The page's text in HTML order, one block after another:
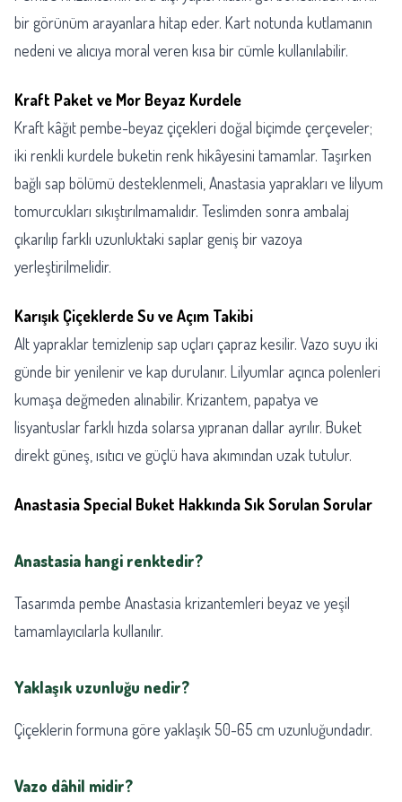
bir görünüm arayanlara hitap eder. Kart notunda kutlamanın
nedeni ve alıcıya moral veren kısa bir cümle kullanılabilir.
Kraft Paket ve Mor Beyaz Kurdele
Kraft kâğıt pembe-beyaz çiçekleri doğal biçimde çerçeveler;
iki renkli kurdele buketin renk hikâyesini tamamlar. Taşırken
bağlı sap bölümü desteklenmeli, Anastasia yaprakları ve lilyum
tomurcukları sıkıştırılmamalıdır. Teslimden sonra ambalaj
çıkarılıp farklı uzunluktaki saplar geniş bir vazoya
yerleştirilmelidir.
Karışık Çiçeklerde Su ve Açım Takibi
Alt yapraklar temizlenip sap uçları çapraz kesilir. Vazo suyu iki
günde bir yenilenir ve kap durulanır. Lilyumlar açınca polenleri
kumaşa değmeden alınabilir. Krizantem, papatya ve
lisyantuslar farklı hızda solarsa yıpranan dallar ayrılır. Buket
direkt güneş, ısıtıcı ve güçlü hava akımından uzak tutulur.
Anastasia Special Buket Hakkında Sık Sorulan Sorular
Anastasia hangi renktedir?
Tasarımda pembe Anastasia krizantemleri beyaz ve yeşil
tamamlayıcılarla kullanılır.
Yaklaşık uzunluğu nedir?
Çiçeklerin formuna göre yaklaşık 50-65 cm uzunluğundadır.
Vazo dâhil midir?